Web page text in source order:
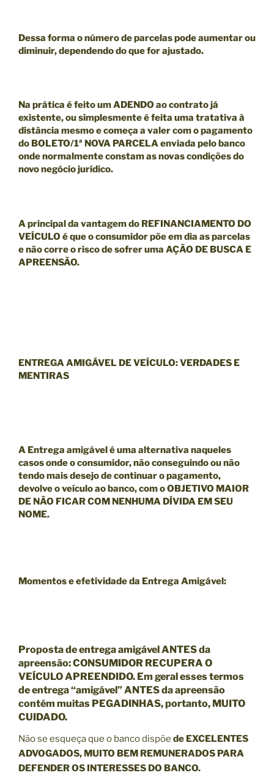
Dessa forma o número de parcelas pode aumentar ou
diminuir, dependendo do que for ajustado.
Na prática é feito um ADENDO ao contrato já
existente, ou simplesmente é feita uma tratativa à
distância mesmo e começa a valer com o pagamento
do BOLETO/1ª NOVA PARCELA enviada pelo banco
onde normalmente constam as novas condições do
novo negócio jurídico.
A principal da vantagemdo REFINANCIAMENTO DO
VEÍCULO é que o consumidor põe em dia as parcelas
enãocorre o risco de sofrer uma AÇÃO DE BUSCA E
APREENSÃO.
ENTREGA AMIGÁVEL DE VEÍCULO: VERDADES E
MENTIRAS
A Entrega amigável é uma alternativa naqueles
casos onde o consumidor, não conseguindo ou não
tendo mais desejo de continuar o pagamento,
devolve o veículo ao banco, com oOBJETIVO MAIOR
DE NÃO FICAR COM NENHUMA DÍVIDA EM SEU
NOME.
Momentos e efetividade da Entrega Amigável:
Proposta de entrega amigável ANTES da
apreensão: CONSUMIDOR RECUPERA O
VEÍCULO APREENDIDO. Em geral esses termos
de entrega “amigável” ANTES da apreensão
contém muitas PEGADINHAS, portanto, MUITO
CUIDADO.
Não se esqueça que o banco dispõe de EXCELENTES
ADVOGADOS, MUITO BEM REMUNERADOS PARA
DEFENDER OS INTERESSES DO BANCO.